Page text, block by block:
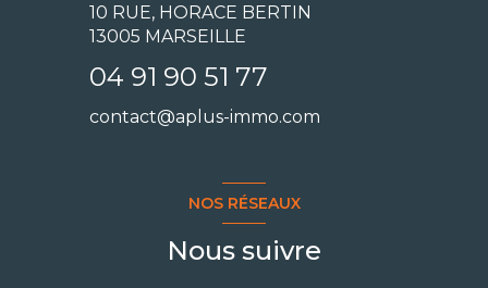
10 RUE, HORACE BERTIN
13005 MARSEILLE
04 91 90 51 77
contact@aplus-immo.com
NOS RÉSEAUX
Nous suivre